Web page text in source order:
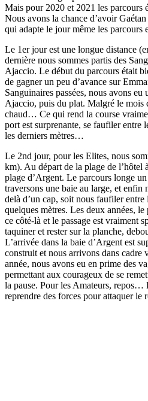
Mais pour 2020 et 2021 les parcours
Nous avons la chance d’avoir
qui adapte le jour même les parcours
Le 1er jour est une longue distance
dernière nous sommes partis des
Ajaccio. Le début du parcours était
de gagner un peu d’avance sur
Sanguinaires passées, nous avons
Ajaccio, puis du plat. Malgré le mois
chaud… Ce qui rend la course
port est surprenante, se faufiler entre
les derniers mètres…
Le 2nd jour, pour les Elites, nous
km). Au départ de la plage de l’hôtel
plage d’Argent. Le parcours longe
traversons une baie au large, et enfin
delà d’un cap, soit nous faufiler entre
quelques mètres. Les deux années, le
ce côté-là et le passage est vraiment
taquiner et rester sur la planche,
L’arrivée dans la baie d’Argent est
construit et nous arrivons dans cadre
année, nous avons eu en prime des
permettant aux courageux de se
la pause. Pour les Amateurs, repos…
reprendre des forces pour attaquer le